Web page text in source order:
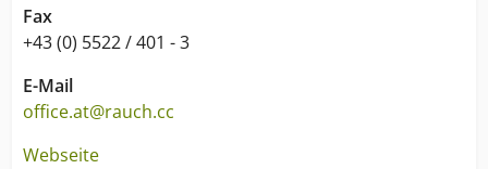
Fax
+43 (0) 5522 / 401 - 3
E-Mail
office.at@rauch.cc
Webseite